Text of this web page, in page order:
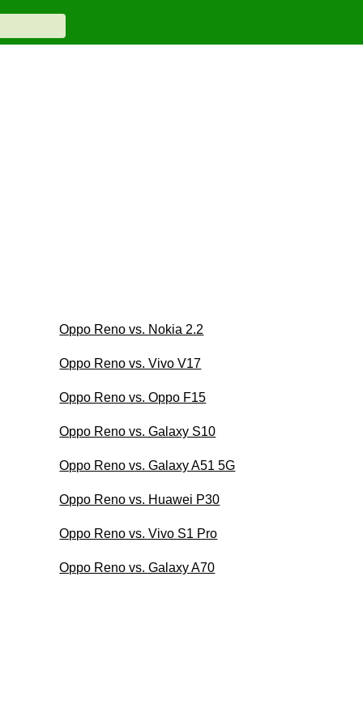
Oppo Reno vs. Nokia 2.2
Oppo Reno vs. Vivo V17
Oppo Reno vs. Oppo F15
Oppo Reno vs. Galaxy S10
Oppo Reno vs. Galaxy A51 5G
Oppo Reno vs. Huawei P30
Oppo Reno vs. Vivo S1 Pro
Oppo Reno vs. Galaxy A70